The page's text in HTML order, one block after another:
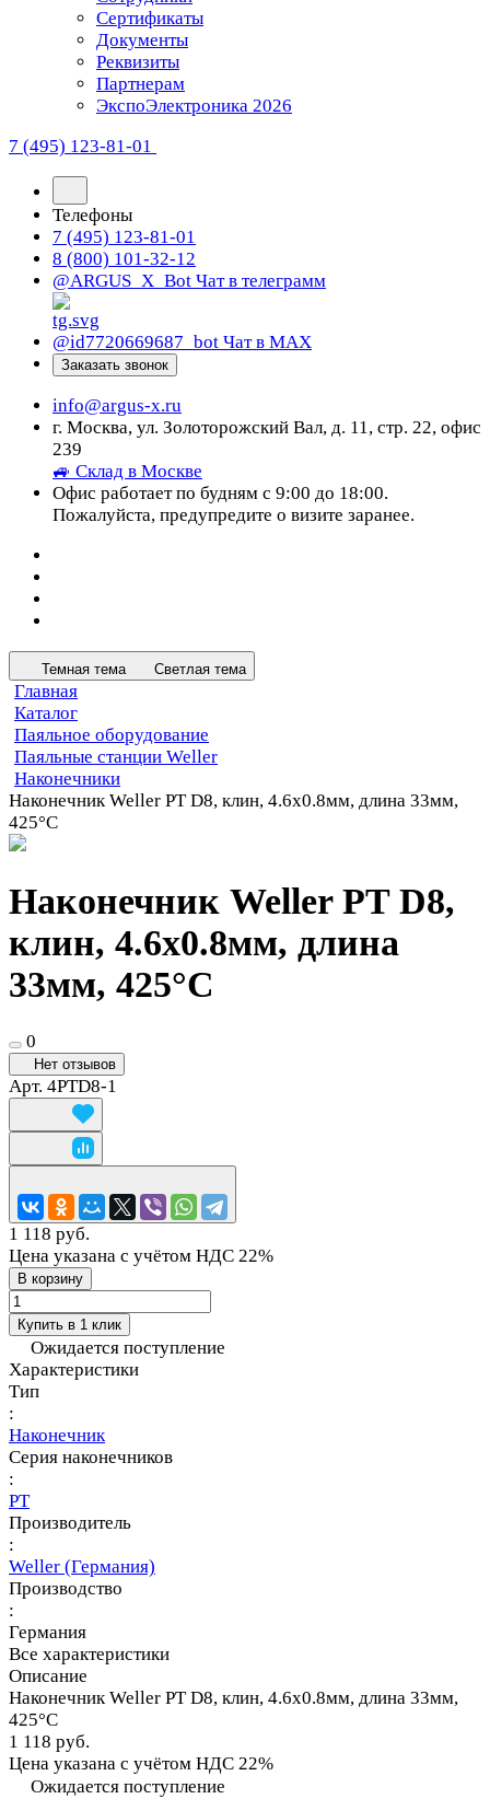
Сертификаты
Документы
Реквизиты
Партнерам
ЭкспоЭлектроника 2026
7 (495) 123-81-01
Телефоны
7 (495) 123-81-01
8 (800) 101-32-12
@ARGUS_X_Bot Чат в телеграмм
@id7720669687_bot Чат в МАХ
Заказать звонок
info@argus-x.ru
г. Москва, ул. Золоторожский Вал, д. 11, стр. 22, офис
239
🚙 Склад в Москве
Офис работает по будням с 9:00 до 18:00.
Пожалуйста, предупредите о визите заранее.
Темная тема Светлая тема
Главная
Каталог
Паяльное оборудование
Паяльные станции Weller
Наконечники
Наконечник Weller PT D8, клин, 4.6х0.8мм, длина 33мм,
425°C
Наконечник Weller PT D8,
клин, 4.6х0.8мм, длина
33мм, 425°C
0
Нет отзывов
Арт. 4PTD8-1
1 118 руб.
Цена указана с учётом НДС 22%
В корзину
Купить в 1 клик
Ожидается поступление
Характеристики
Тип
:
Наконечник
Серия наконечников
:
PT
Производитель
:
Weller (Германия)
Производство
:
Германия
Все характеристики
Описание
Наконечник Weller PT D8, клин, 4.6х0.8мм, длина 33мм,
425°C
1 118 руб.
Цена указана с учётом НДС 22%
Ожидается поступление